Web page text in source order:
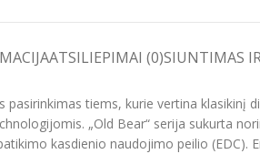
ATSILIEPIMAI (0)SIUNTIMAS
tiems, kurie vertina klasikinį
„Old Bear“ serija sukurta
kasdienio naudojimo peilio (EDC).